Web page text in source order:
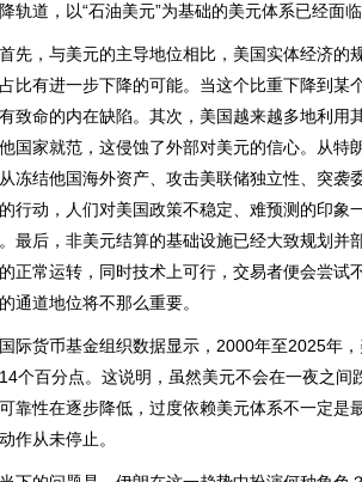
轨道，以“石油美元”为基础的美元体系已经面
，与美元的主导地位相比，美国实体经济的
比有进一步下降的可能。当这个比重下降到某
致命的内在缺陷。其次，美国越来越多地利用
国家就范，这侵蚀了外部对美元的信心。从特
冻结他国海外资产、攻击美联储独立性、突袭
行动，人们对美国政策不稳定、难预测的印象
最后，非美元结算的基础设施已经大致规划并
正常运转，同时技术上可行，交易者便会尝试
通道地位将不那么重要。
货币基金组织数据显示，2000年至2025年，
个百分点。这说明，虽然美元不会在一夜之间
靠性在逐步降低，过度依赖美元体系不一定是
作从未停止。